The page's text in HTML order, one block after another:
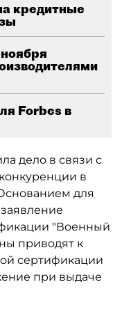
кредитные
Forbes в
дело в связи с
в
для
"Военный
приводят к
сертификации
при выдаче